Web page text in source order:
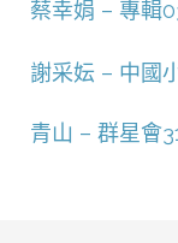
蔡幸娟 – 專輯
謝采妘 – 中國
青山 – 群星會